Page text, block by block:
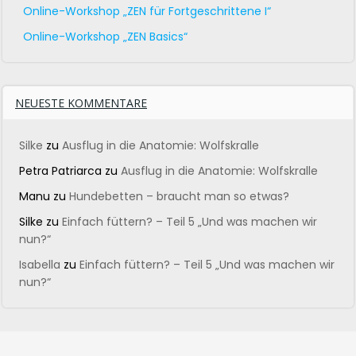
Online-Workshop „ZEN für Fortgeschrittene I“
Online-Workshop „ZEN Basics“
NEUESTE KOMMENTARE
Silke zu Ausflug in die Anatomie: Wolfskralle
Petra Patriarca zu Ausflug in die Anatomie: Wolfskralle
Manu zu Hundebetten – braucht man so etwas?
Silke zu Einfach füttern? – Teil 5 „Und was machen wir
nun?“
Isabella zu Einfach füttern? – Teil 5 „Und was machen wir
nun?“